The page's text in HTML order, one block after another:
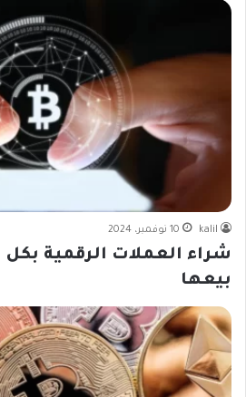
kalil 10 نوفمبر، 2024
شراء العملات الرقمية
بيعها